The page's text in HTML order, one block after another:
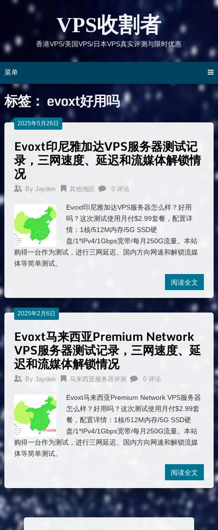
VPS收割者
香港VPS/美国VPS/日本VPS真实评测与限时优惠
菜单
标签： evoxt好用吗
2025年5月26日
Evoxt印尼雅加达VPS服务器测试记
录，三网速度、延迟和流媒体解锁情
况
By Jayden 其他地区 0 评论
Evoxt印尼雅加达VPS服务器怎么样？好用
吗？这次测试使用月付$2.99套餐，配置详
情：1核/512M内存/5G SSD硬
盘/1*IPv4/1Gbps宽带/每月250G流量。本站
购得一台作为测试，进行三网延迟、国内方向网速和解锁流媒
体等简单测试。
阅读全文
2025年2月6日
Evoxt马来西亚Premium Network
VPS服务器测试记录，三网速度、延
迟和流媒体解锁情况
By Jayden 马来西亚服务器评测 0 评论
Evoxt马来西亚Premium Network VPS服务器
怎么样？好用吗？这次测试使用月付$2.99套
餐，配置详情：1核/512M内存/5G SSD硬
盘/1*IPv4/1Gbps宽带/每月250G流量。本站
购得一台作为测试，进行三网延迟、国内方向网速和解锁流媒
体等简单测试。
阅读全文